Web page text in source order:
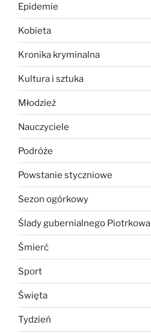
Epidemie
Kobieta
Kronika kryminalna
Kultura i sztuka
Młodzież
Nauczyciele
Podróże
Powstanie styczniowe
Sezon ogórkowy
Ślady gubernialnego Piotrkowa
Śmierć
Sport
Święta
Tydzień